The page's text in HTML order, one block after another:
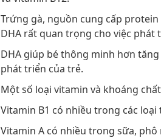
Trứng gà, nguồn cung cấp
DHA rất quan trọng cho việc phát
DHA giúp bé thông minh hơn
phát triển của trẻ.
Một số loại vitamin và khoáng chất
Vitamin B1 có nhiều trong các
Vitamin A có nhiều trong sữa, phô